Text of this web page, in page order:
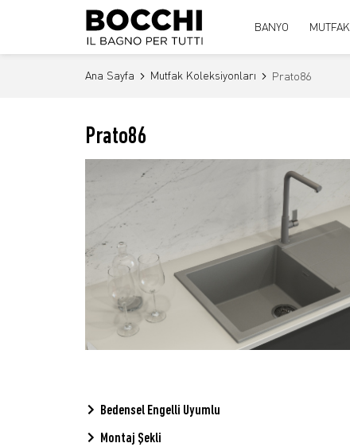
BANYO MUTFAK
Ana Sayfa Mutfak Koleksiyonları Prato86
Prato86
Bedensel Engelli Uyumlu
Montaj Şekli